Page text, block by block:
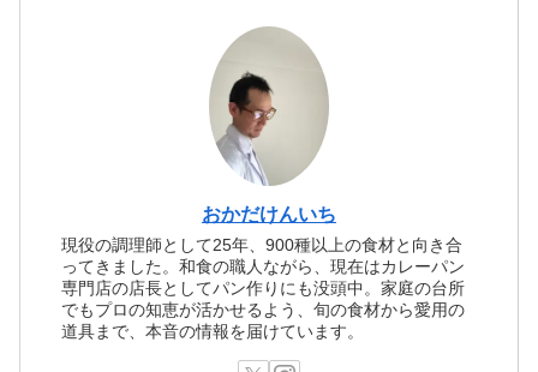
おかだけんいち
現役の調理師として25年、900種以上の食材と向き合
ってきました。和食の職人ながら、現在はカレーパン
専門店の店長としてパン作りにも没頭中。家庭の台所
でもプロの知恵が活かせるよう、旬の食材から愛用の
道具まで、本音の情報を届けています。